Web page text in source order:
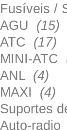
Fusíveis /
AGU (15)
ATC (17)
MINI-ATC
ANL (4)
MAXI (4)
Suportes
Auto-radio